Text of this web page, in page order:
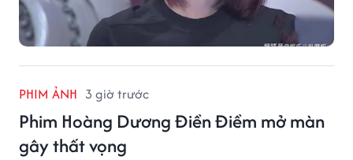
PHIM ẢNH 3 giờ trước
Phim Hoàng Dương Điền Điềm mở màn
gây thất vọng